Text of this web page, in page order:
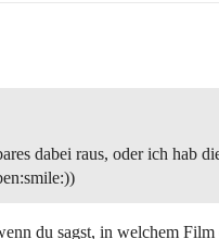
dabei raus, oder ich hab
du sagst, in welchem